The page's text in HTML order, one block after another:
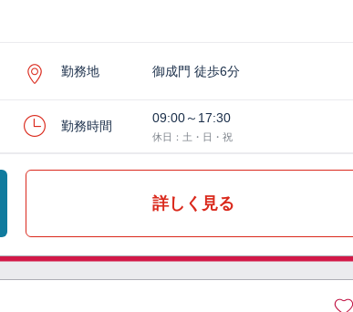
勤務地 御成門 徒歩6分
勤務時間
09:00～17:30
休日：土・日・祝
詳しく見る